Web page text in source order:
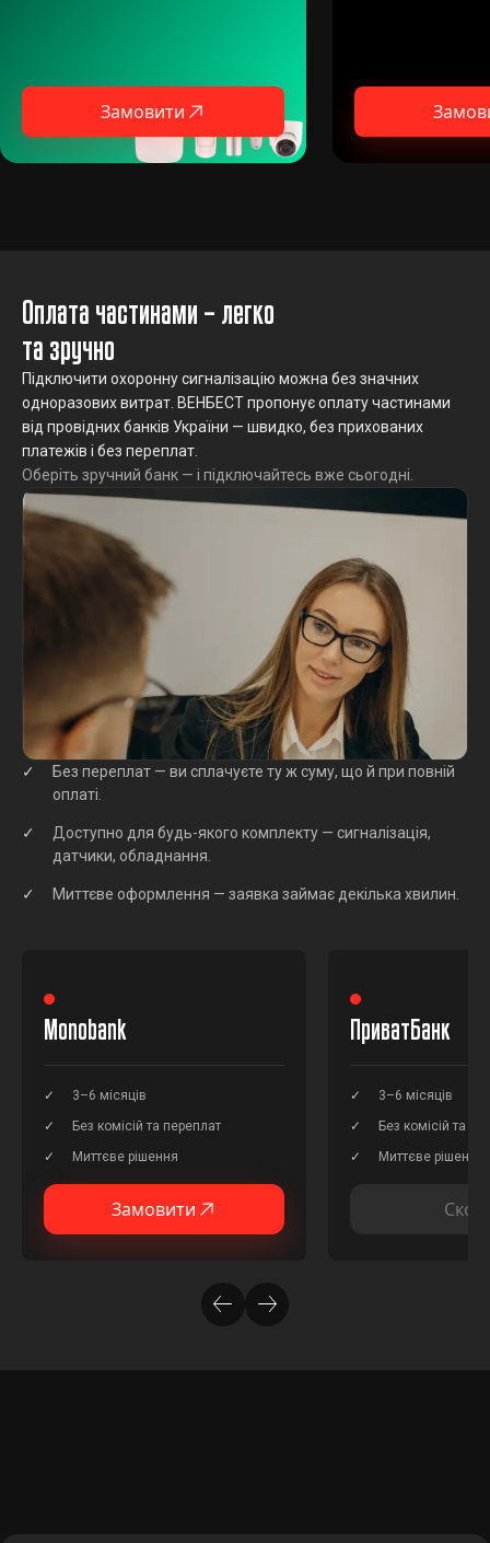
Замовити
Оплата частинами – легко
та зручно
Підключити охоронну сигналізацію можна без значних
одноразових витрат. ВЕНБЕСТ пропонує оплату частинами
від провідних банків України — швидко, без прихованих
платежів і без переплат.
Оберіть зручний банк — і підключайтесь вже сьогодні.
Без переплат — ви сплачуєте ту ж суму, що й при повній
оплаті.
Доступно для будь-якого комплекту — сигналізація,
датчики, обладнання.
Миттєве оформлення — заявка займає декілька хвилин.
Monobank
3–6 місяців
Без комісій та переплат
Миттєве рішення
Замовити
ПриватБанк
3–6 місяців
Без комісій та
Миттєве рішення